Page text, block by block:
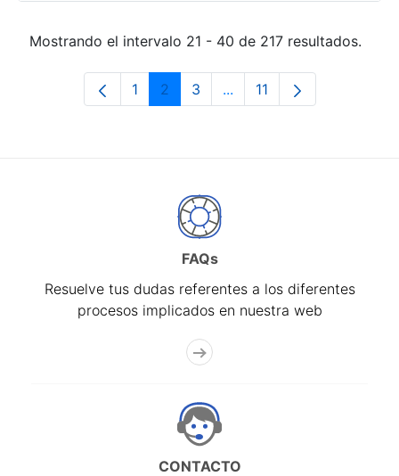
Mostrando el intervalo 21 - 40 de 217 resultados.
Página
1 Página
2 Página
3 ...Páginas intermedias Use
Página
11
FAQs
Resuelve tus dudas referentes a los diferentes
procesos implicados en nuestra web
CONTACTO